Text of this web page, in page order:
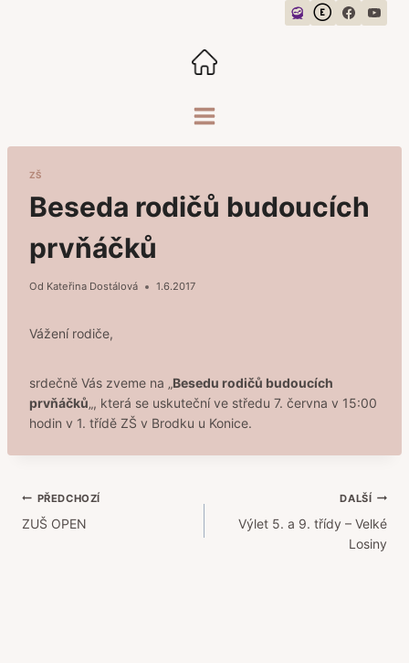
ZŠ
Beseda rodičů budoucích
prvňáčků
Od Kateřina Dostálová 1.6.2017
Vážení rodiče,
srdečně Vás zveme na „Besedu rodičů budoucích
prvňáčků„, která se uskuteční ve středu 7. června v 15:00
hodin v 1. třídě ZŠ v Brodku u Konice.
Navigace
pro
PŘEDCHOZÍ
ZUŠ OPEN
DALŠÍ
Výlet 5. a 9. třídy – Velké
Losiny